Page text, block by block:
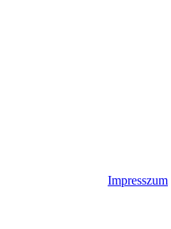
Impresszum